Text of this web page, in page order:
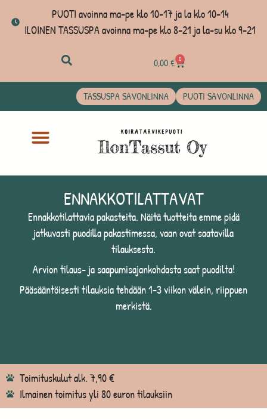
PUOTI avoinna ma-pe klo 10-17 ja la klo 10-14
ILOINEN TASSUSPA avoinna ma-pe klo 8-21 ja la-su klo 9-21
0,00€ 0
TASSUSPA SAVONLINNA PUOTI SAVONLINNA
ENNAKKOTILATTAVAT
Ennakkotilattavia pakasteita. Näitä tuotteita emme pidä
jatkuvasti puodilla pakastimessa, vaan ovat saatavilla
tilauksesta.
Arvion tilaus- ja saapumisajankohdasta saat puodilta!
Pääsääntöisesti tilauksia tehdään 1-3 viikon välein, riippuen
merkistä.
Toimituskulut alk. 7,90 €
Ilmainen toimitus yli 80 euron tilauksiin